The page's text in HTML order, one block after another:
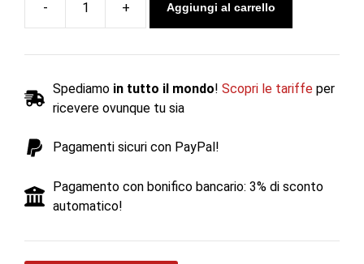
Stufa
gas
-
Gazco
Aggiungi al carrello
Spediamo in tutto il mondo! Scopri le tariffe per
ricevere ovunque tu sia
Pagamenti sicuri con PayPal!
Pagamento con bonifico bancario: 3% di sconto
automatico!